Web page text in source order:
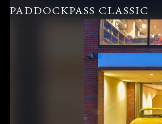
PADDOCKPASS CLASSIC